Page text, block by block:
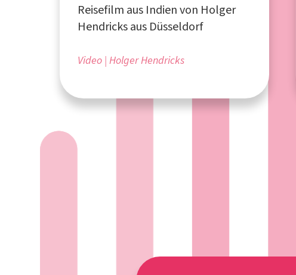
Reisefilm aus Indien von Holger
Hendricks aus Düsseldorf
Video Holger Hendricks